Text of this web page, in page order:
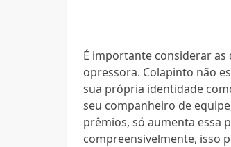
É importante considerar
opressora. Colapinto não
sua própria identidade
seu companheiro de
prêmios, só aumenta essa
compreensivelmente, isso